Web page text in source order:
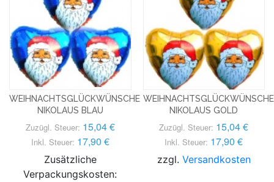
WEIHNACHTSGLÜCKWÜNSCHE
NIKOLAUS BLAU
Zuzügl. Steuer: 15,04 €
Inkl. Steuer: 17,90 €
Zusätzliche
Verpackungskosten:
WEIHNACHTSGLÜCKWÜNSCHE
NIKOLAUS GOLD
Zuzügl. Steuer: 15,04 €
Inkl. Steuer: 17,90 €
zzgl. Versandkosten